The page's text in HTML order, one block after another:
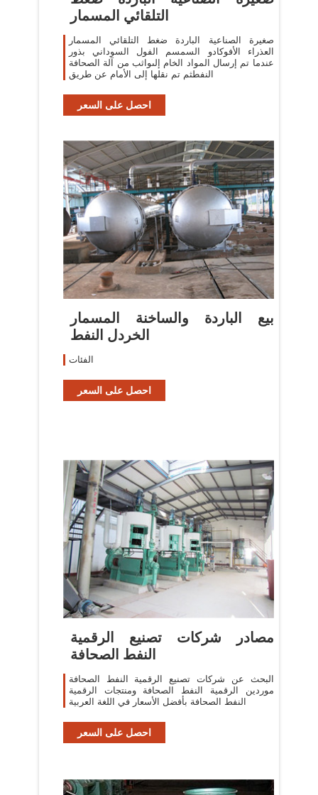
التلقائي المسمار
صغيرة الصناعية الباردة ضغط التلقائي المسمار
العذراء الأفوكادو السمسم الفول السوداني بذور
عندما تم إرسال المواد الخام إلىواثب من آلة الصحافة
النفطثم تم نقلها إلى الأمام عن طريق
احصل على السعر
بيع الباردة والساخنة المسمار
الخردل النفط
الفئات
احصل على السعر
مصادر شركات تصنيع الرقمية
النفط الصحافة
البحث عن شركات تصنيع الرقمية النفط الصحافة
موردين الرقمية النفط الصحافة ومنتجات الرقمية
النفط الصحافة بأفضل الأسعار في اللغة العربية
احصل على السعر